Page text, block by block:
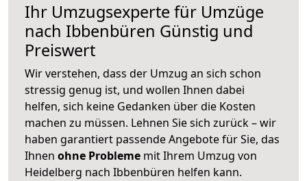
Ihr Umzugsexperte für Umzüge
nach Ibbenbüren Günstig und
Preiswert
Wir verstehen, dass der Umzug an sich schon
stressig genug ist, und wollen Ihnen dabei
helfen, sich keine Gedanken über die Kosten
machen zu müssen. Lehnen Sie sich zurück – wir
haben garantiert passende Angebote für Sie, das
Ihnen ohne Probleme mit Ihrem Umzug von
Heidelberg nach Ibbenbüren helfen kann.